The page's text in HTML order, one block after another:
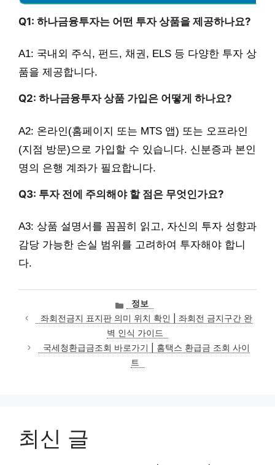
Q1: 하나금융투자는 어떤 투자 상품을 제공하나요?
A1: 국내외 주식, 펀드, 채권, ELS 등 다양한 투자 상
품을 제공합니다.
Q2: 하나금융투자 상품 가입은 어떻게 하나요?
A2: 온라인(홈페이지 또는 MTS 앱) 또는 오프라인
(지점 방문)으로 가입할 수 있습니다. 신분증과 본인
명의 은행 계좌가 필요합니다.
Q3: 투자 전에 주의해야 할 점은 무엇인가요?
A3: 상품 설명서를 꼼꼼히 읽고, 자신의 투자 성향과
감당 가능한 손실 범위를 고려하여 투자해야 합니
다.
카
테
고
리
정보
좌회전금지 표지판 의미 위치 확인 | 좌회전 금지구간 완
벽 인식 가이드
국세청환급금조회 바로가기 | 홈택스 환급금 조회 사이
트
최신 글